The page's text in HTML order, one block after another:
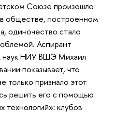
Союзе произошло
обществе, построенном
одиночество стало
Аспирант
наук НИУ ВШЭ Михаил
показывает, что
только признало этот
решить его с помощью
технологий»: клубов